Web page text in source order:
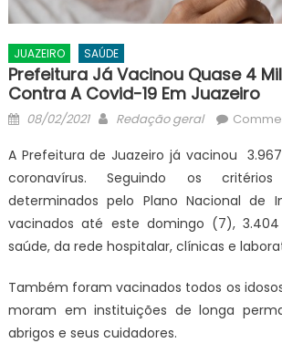
JUAZEIRO SAÚDE
Prefeitura Já Vacinou Quase 4
Contra A Covid-19 Em Juazeiro
Posted
08/02/2021 Author
Redação geral
A Prefeitura de Juazeiro já vacinou
coronavírus. Seguindo os
determinados pelo Plano Nacional de
vacinados até este domingo (7),
saúde, da rede hospitalar, clínicas e
Também foram vacinados todos os
moram em instituições de longa
abrigos e seus cuidadores.